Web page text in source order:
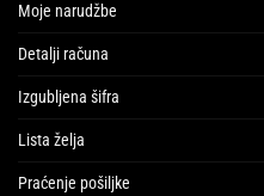
Moje narudžbe
Detalji računa
Izgubljena šifra
Lista želja
Praćenje pošiljke